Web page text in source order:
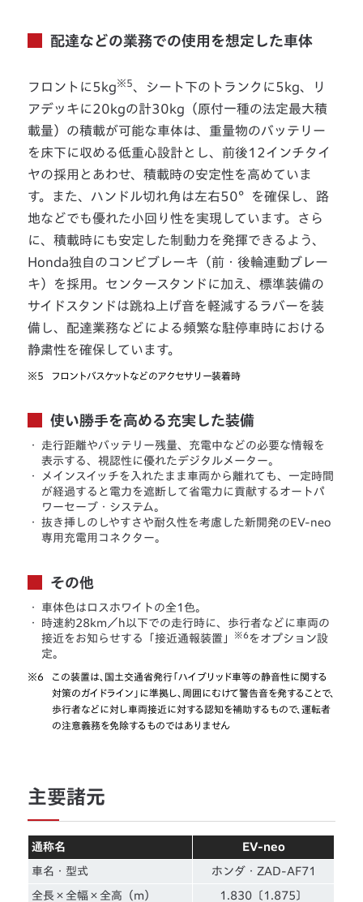
配達などの業務での使用を想定した車体
フロントに5kg※5、シート下のトランクに5kg、リ
アデッキに20kgの計30kg（原付一種の法定最大積
載量）の積載が可能な車体は、重量物のバッテリー
を床下に収める低重心設計とし、前後12インチタイ
ヤの採用とあわせ、積載時の安定性を高めていま
す。また、ハンドル切れ角は左右50°を確保し、路
地などでも優れた小回り性を実現しています。さら
に、積載時にも安定した制動力を発揮できるよう、
Honda独自のコンビブレーキ（前・後輪連動ブレー
キ）を採用。センタースタンドに加え、標準装備の
サイドスタンドは跳ね上げ音を軽減するラバーを装
備し、配達業務などによる頻繁な駐停車時における
静粛性を確保しています。
※5 フロントバスケットなどのアクセサリー装着時
使い勝手を高める充実した装備
・
走行距離やバッテリー残量、充電中などの必要な情報を
表示する、視認性に優れたデジタルメーター。
・
メインスイッチを入れたまま車両から離れても、一定時間
が経過すると電力を遮断して省電力に貢献するオートパ
ワーセーブ・システム。
・
抜き挿しのしやすさや耐久性を考慮した新開発のEV-neo
専用充電用コネクター。
その他
・
車体色はロスホワイトの全1色。
・
時速約28km／h以下での走行時に、歩行者などに車両の
接近をお知らせする「接近通報装置」
※6 をオプション設
定。
※6
この装置は、国土交通省発行「ハイブリッド車等の静音性に関する
対策のガイドライン」に準拠し、周囲にむけて警告音を発することで、
歩行者などに対し車両接近に対する認知を補助するもので、運転者
の注意義務を免除するものではありません
主要諸元
通称名 EV-neo
車名・型式 ホンダ・ZAD-AF71
全長×全幅×全高（m） 1.830〔1.875〕